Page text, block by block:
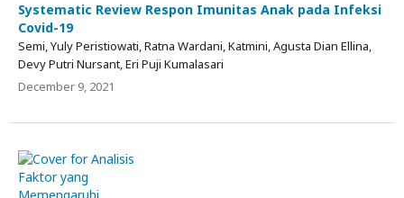
Systematic Review Respon Imunitas Anak pada Infeksi
Covid-19
Semi, Yuly Peristiowati, Ratna Wardani, Katmini, Agusta Dian Ellina,
Devy Putri Nursant, Eri Puji Kumalasari
December 9, 2021